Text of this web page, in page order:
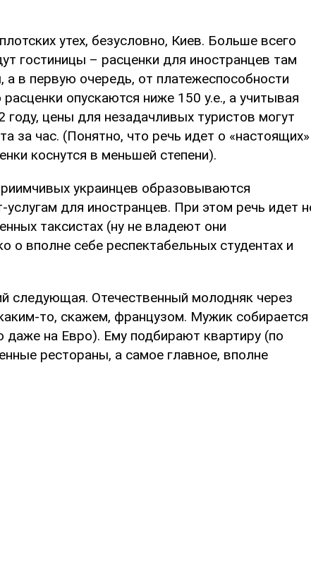
утех, безусловно, Киев. Больше всего
гостиницы – расценки для иностранцев там
а в первую очередь, от платежеспособности
опускаются ниже 150 у.е., а учитывая
цены для незадачливых туристов могут
за час. (Понятно, что речь идет о «настоящих»
коснутся в меньшей степени).
украинцев образовываются
для иностранцев. При этом речь идет
таксистах (ну не владеют они
о вполне себе респектабельных студентах и
следующая. Отечественный молодняк через
то, скажем, французом. Мужик собирается
даже на Евро). Ему подбирают квартиру (по
рестораны, а самое главное, вполне